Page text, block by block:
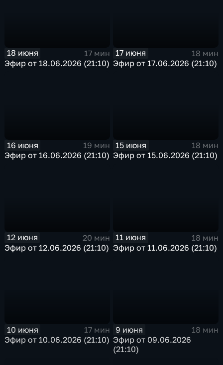
18 июня
17 мин
Эфир от 18.06.2026 (21:10)
17 июня
18 мин
Эфир от 17.06.2026 (21:10)
16 июня
19 мин
Эфир от 16.06.2026 (21:10)
15 июня
18 мин
Эфир от 15.06.2026 (21:10)
12 июня
20 мин
Эфир от 12.06.2026 (21:10)
11 июня
18 мин
Эфир от 11.06.2026 (21:10)
10 июня
17 мин
Эфир от 10.06.2026 (21:10)
9 июня
18 мин
Эфир от 09.06.2026
(21:10)